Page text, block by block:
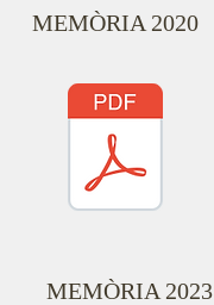
MEMÒRIA 2020
MEMÒRIA 2023